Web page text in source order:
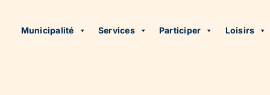
Municipalité Services Participer Loisirs